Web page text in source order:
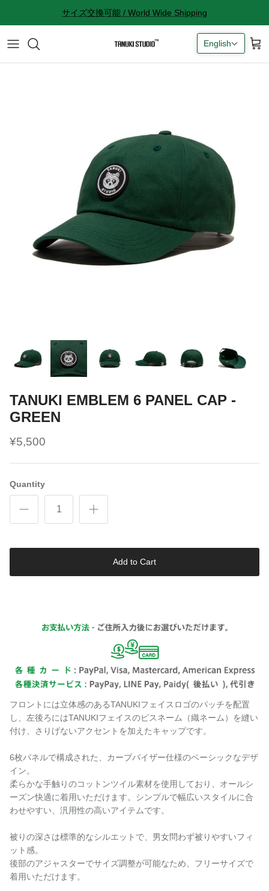
サイズ交換可能 / World Wide Shipping
All accessories
サイズ感に関して
購入完了メールが来ない
ギフトラッピングに関して
TANUKI EMBLEM 6 PANEL CAP -
GREEN
¥5,500
Quantity
Add to Cart
フロントには立体感のあるTANUKIフェイスロゴのパッチを配置
し、左後ろにはTANUKIフェイスのピスネーム（織ネーム）を縫い
付け、さりげないアクセントを加えたキャップです。
6枚パネルで構成された、カーブバイザー仕様のベーシックなデザ
イン。
柔らかな手触りのコットンツイル素材を使用しており、オールシ
ーズン快適に着用いただけます。シンプルで幅広いスタイルに合
わせやすい、汎用性の高いアイテムです。
被りの深さは標準的なシルエットで、男女問わず被りやすいフィ
ット感。
後部のアジャスターでサイズ調整が可能なため、フリーサイズで
着用いただけます。
English